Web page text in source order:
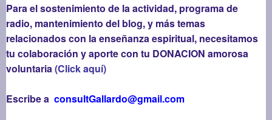
Para el sostenimiento de la actividad, programa de
radio, mantenimiento del blog, y más temas
relacionados con la enseñanza espiritual, necesitamos
tu colaboración y aporte con tu DONACION amorosa
voluntaria(Click aquí)
Escribe a consultGallardo@gmail.com